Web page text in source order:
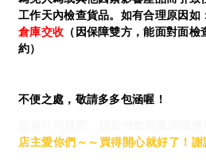
工作天內檢查貨品。如有合理原因如
倉庫交收 （因保障雙方，能面對面
約）
不便之處，敬請多多包涵喔！
店主愛你們～～買得開心就好了！謝